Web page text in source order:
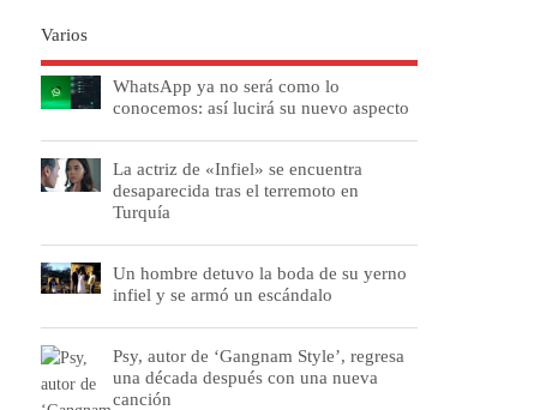
Varios
WhatsApp ya no será como lo
conocemos: así lucirá su nuevo aspecto
La actriz de «Infiel» se encuentra
desaparecida tras el terremoto en
Turquía
Un hombre detuvo la boda de su yerno
infiel y se armó un escándalo
Psy, autor de ‘Gangnam Style’, regresa
una década después con una nueva
canción